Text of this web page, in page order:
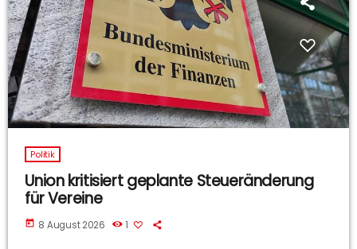
Politik
Union kritisiert geplante Steueränderung
für Vereine
today 8 August 2026 1